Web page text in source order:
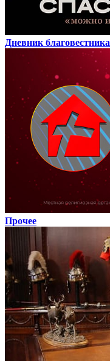
Дневник благовестника
Прочее